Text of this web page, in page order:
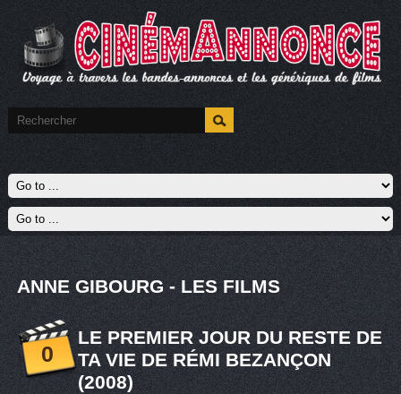
ANNE GIBOURG - LES FILMS
0
LE PREMIER JOUR DU RESTE DE
TA VIE DE RÉMI BEZANÇON
(2008)